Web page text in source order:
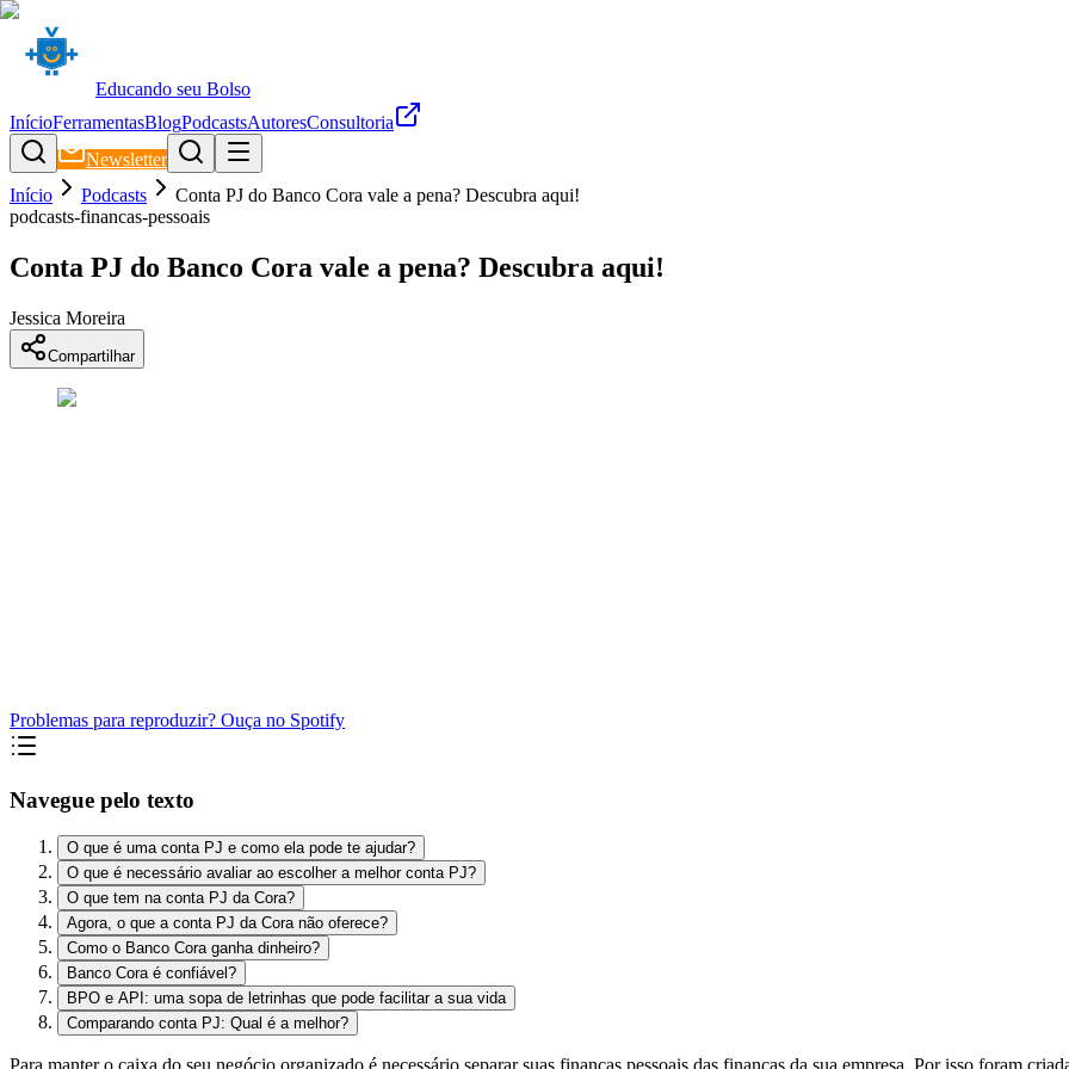
Educando seu Bolso
InícioFerramentasBlogPodcastsAutoresConsultoria
Newsletter
Início
Podcasts
Conta PJ do Banco Cora vale a pena? Descubra aqui!
podcasts-financas-pessoais
Conta PJ do Banco Cora vale a pena? Descubra aqui!
Jessica Moreira
Compartilhar
Problemas para reproduzir? Ouça no Spotify
Navegue pelo texto
O que é uma conta PJ e como ela pode te ajudar?
O que é necessário avaliar ao escolher a melhor conta PJ?
O que tem na conta PJ da Cora?
Agora, o que a conta PJ da Cora não oferece?
Como o Banco Cora ganha dinheiro?
Banco Cora é confiável?
BPO e API: uma sopa de letrinhas que pode facilitar a sua vida
Comparando conta PJ: Qual é a melhor?